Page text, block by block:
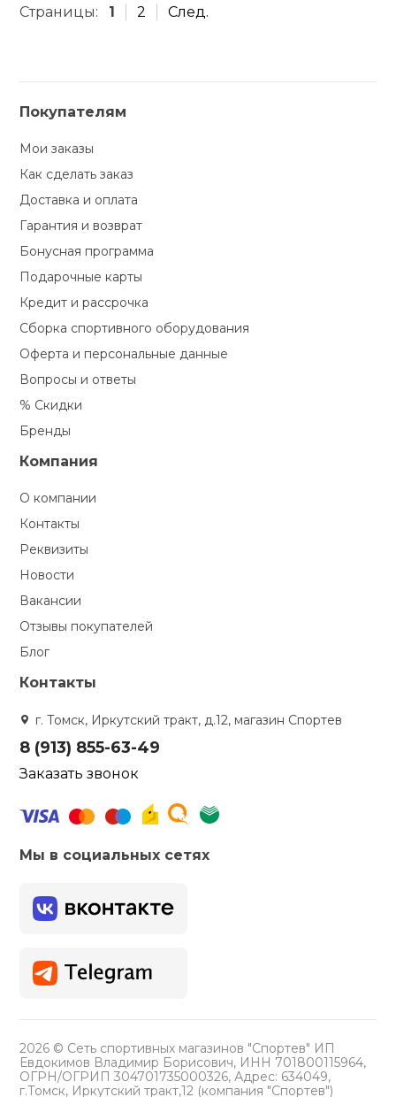
Страницы: 1 2 След.
Покупателям
Мои заказы
Как сделать заказ
Доставка и оплата
Гарантия и возврат
Бонусная программа
Подарочные карты
Кредит и рассрочка
Сборка спортивного оборудования
Оферта и персональные данные
Вопросы и ответы
% Скидки
Бренды
Компания
О компании
Контакты
Реквизиты
Новости
Вакансии
Отзывы покупателей
Блог
Контакты
г. Томск, Иркутский тракт, д.12, магазин Спортев
8 (913) 855-63-49
Заказать звонок
Мы в социальных сетях
2026 © Сеть спортивных магазинов "Спортев" ИП
Евдокимов Владимир Борисович, ИНН 701800115964,
ОГРН/ОГРИП 304701735000326, Адрес: 634049,
г.Томск, Иркутский тракт,12 (компания "Спортев")